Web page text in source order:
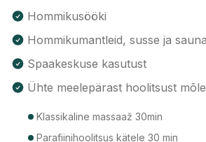
Hommikusööki
Hommikumantleid, susse ja
Spaakeskuse kasutust
Ühte meelepärast hoolitsust
Klassikaline massaaž 30min
Parafiinihoolitsus kätele 30 min